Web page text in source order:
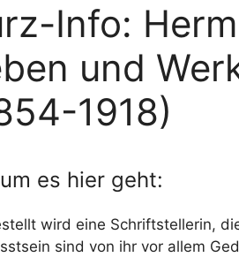
Info:
und
1918)
es hier geht:
wird eine Schriftstellerin,
sind von ihr vor allem